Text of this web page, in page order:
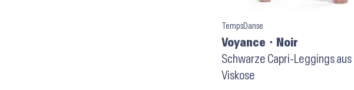
TempsDanse
Voyance ⬝ Noir
Schwarze Capri-Leggings aus
Viskose